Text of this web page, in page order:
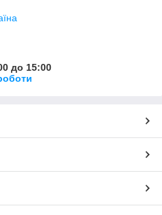
до 15:00